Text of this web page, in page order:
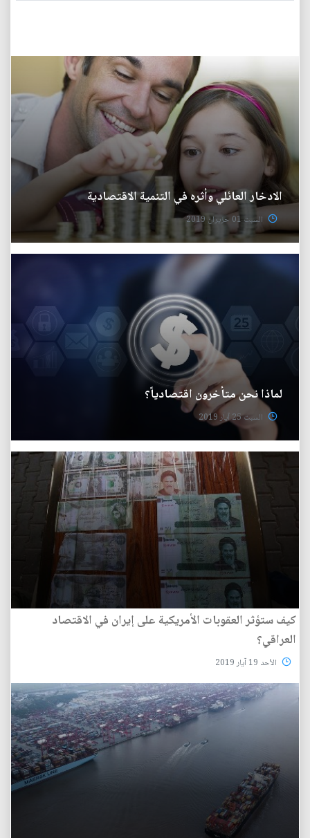
الادخار العائلي وأثره في التنمية الاقتصادية
السبت 01 حزيران 2019
لماذا نحن متأخرون اقتصادياً؟
السبت 25 آيار 2019
كيف ستؤثر العقوبات الأمريكية على إيران في الاقتصاد
العراقي؟
الأحد 19 آيار 2019